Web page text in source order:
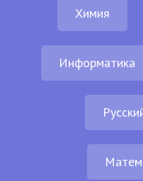
Химия
Информатика